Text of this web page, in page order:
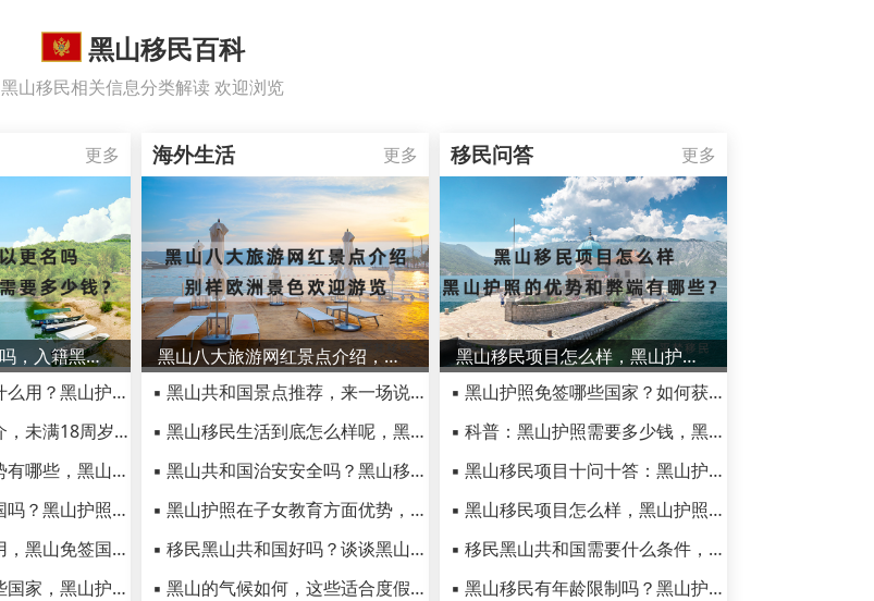
黑山移民百科
黑山移民相关信息分类解读 欢迎浏览
更多
黑山护照可以更名吗，入籍黑山最低价需要多少钱？
▪ 办理黑山护照有什么用？黑山护照适合什么人？
▪ 黑山投资移民简介，未满18周岁子女可一同入籍！
▪ 黑山护照的的优势有哪些，黑山护照弊端和劣势有哪些
▪ 黑山护照免签英国吗？黑山护照有哪些优势和条件要求
▪ 黑山护照有什么用，黑山免签国家有哪些（按字母排序）
▪ 黑山护照免签哪些国家，黑山护照免签国家最新一览表
海外生活 更多
黑山八大旅游网红景点介绍，别样欧洲景色欢迎游览
▪ 黑山共和国景点推荐，来一场说走就走的旅行吧～
▪ 黑山移民生活到底怎么样呢，黑山护照弊端有哪些？
▪ 黑山共和国治安安全吗？黑山移民生活安全度分析
▪ 黑山护照在子女教育方面优势，移民后如何衔接国内的教育
▪ 移民黑山共和国好吗？谈谈黑山移民后的生活感受！
▪ 黑山的气候如何，这些适合度假的景点建议收藏
移民问答 更多
黑山移民项目怎么样，黑山护照的优势和弊端有哪些？
▪ 黑山护照免签哪些国家？如何获得黑山护照
▪ 科普：黑山护照需要多少钱，黑山护照有什么用
▪ 黑山移民项目十问十答：黑山护照真的很坑吗
▪ 黑山移民项目怎么样，黑山护照的优势和弊端有哪些？
▪ 移民黑山共和国需要什么条件，黑山护照有什么用处
▪ 黑山移民有年龄限制吗？黑山护照移民可以带父母吗？